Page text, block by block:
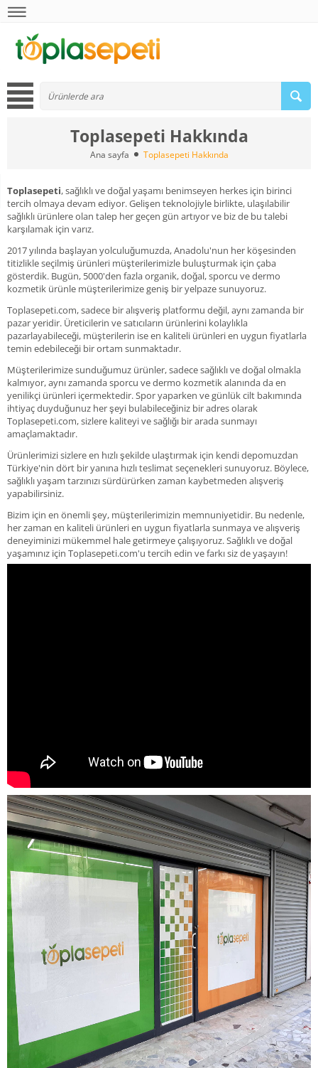
Toplasepeti Hakkında
Ana sayfa Toplasepeti Hakkında
Toplasepeti, sağlıklı ve doğal yaşamı benimseyen herkes için birinci
tercih olmaya devam ediyor. Gelişen teknolojiyle birlikte, ulaşılabilir
sağlıklı ürünlere olan talep her geçen gün artıyor ve biz de bu talebi
karşılamak için varız.
2017 yılında başlayan yolculuğumuzda, Anadolu'nun her köşesinden
titizlikle seçilmiş ürünleri müşterilerimizle buluşturmak için çaba
gösterdik. Bugün, 5000'den fazla organik, doğal, sporcu ve dermo
kozmetik ürünle müşterilerimize geniş bir yelpaze sunuyoruz.
Toplasepeti.com, sadece bir alışveriş platformu değil, aynı zamanda bir
pazar yeridir. Üreticilerin ve satıcıların ürünlerini kolaylıkla
pazarlayabileceği, müşterilerin ise en kaliteli ürünleri en uygun fiyatlarla
temin edebileceği bir ortam sunmaktadır.
Müşterilerimize sunduğumuz ürünler, sadece sağlıklı ve doğal olmakla
kalmıyor, aynı zamanda sporcu ve dermo kozmetik alanında da en
yenilikçi ürünleri içermektedir. Spor yaparken ve günlük cilt bakımında
ihtiyaç duyduğunuz her şeyi bulabileceğiniz bir adres olarak
Toplasepeti.com, sizlere kaliteyi ve sağlığı bir arada sunmayı
amaçlamaktadır.
Ürünlerimizi sizlere en hızlı şekilde ulaştırmak için kendi depomuzdan
Türkiye'nin dört bir yanına hızlı teslimat seçenekleri sunuyoruz. Böylece,
sağlıklı yaşam tarzınızı sürdürürken zaman kaybetmeden alışveriş
yapabilirsiniz.
Bizim için en önemli şey, müşterilerimizin memnuniyetidir. Bu nedenle,
her zaman en kaliteli ürünleri en uygun fiyatlarla sunmaya ve alışveriş
deneyiminizi mükemmel hale getirmeye çalışıyoruz. Sağlıklı ve doğal
yaşamınız için Toplasepeti.com'u tercih edin ve farkı siz de yaşayın!